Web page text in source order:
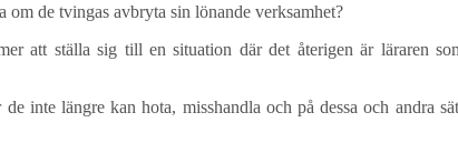
de tvingas avbryta sin lönande verksamhet?
att ställa sig till en situation där det återigen är läraren
inte längre kan hota, misshandla och på dessa och andra